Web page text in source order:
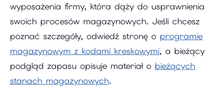
wyposażenia firmy, która dąży do usprawnienia
swoich procesów magazynowych. Jeśli chcesz
poznać szczegóły, odwiedź stronę o programie
magazynowym z kodami kreskowymi, a bieżący
podgląd zapasu opisuje materiał o bieżących
stanach magazynowych.